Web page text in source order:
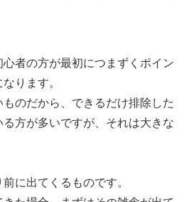
者の方が最初につまずくポイン
ります。
ものだから、できるだけ排除した
方が多いですが、それは大きな
に出てくるものです。